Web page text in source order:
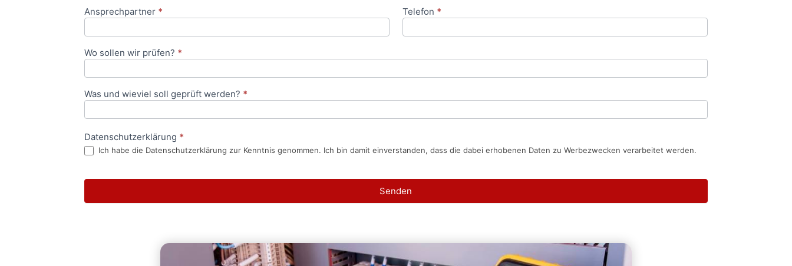
Ansprechpartner * Telefon *
Wo sollen wir prüfen? *
Was und wieviel soll geprüft werden? *
Datenschutzerklärung *
Ich habe die Datenschutzerklärung zur Kenntnis genommen. Ich bin damit einverstanden, dass die dabei erhobenen Daten zu Werbezwecken verarbeitet werden.
Senden